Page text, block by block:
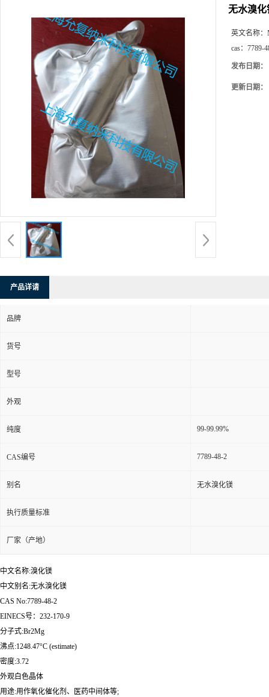
无水溴化
英文名称：
cas： 7789-
发布日期：
更新日期：
产品详请
品牌
货号
型号
外观
纯度 99-99.99%
CAS编号 7789-48-2
别名 无水溴化镁
执行质量标准
厂家（产地）
中文名称:溴化镁
中文别名:无水溴化镁
CAS No:7789-48-2
EINECS号：232-170-9
分子式:Br2Mg
沸点:1248.47°C (estimate)
密度:3.72
外观白色晶体
用途:用作氧化催化剂、医药中间体等;